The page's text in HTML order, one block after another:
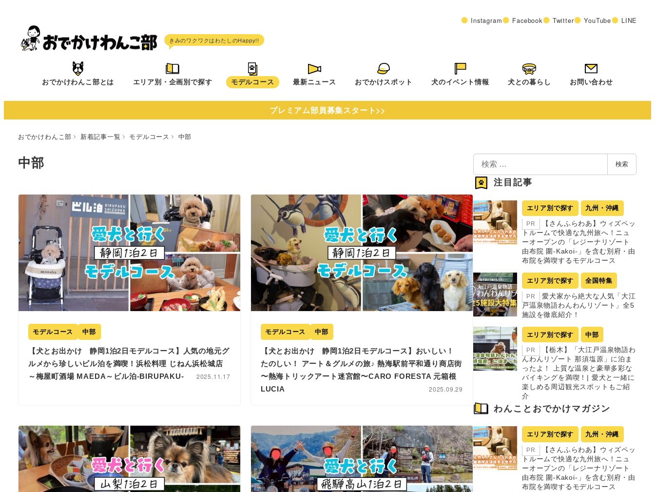
へ
Instagram Facebook Twitter YouTube LINE
おでかけわんこ部とは エリア別・企画別で探す モデルコース 最新ニュース おでかけスポット 犬のイベント情報 犬との暮らし お問い合わせ
プレミアム部員募集スタート>>
おでかけわんこ部 新着記事一覧 モデルコース 中部
中部
モデルコース 中部
【犬とお出かけ 静岡1泊2日モデルコース】人気の地元グ
ルメから珍しいビル泊を満喫！浜松料理 じねん浜松城店
～梅屋町酒場 MAEDA～ビル泊-BIRUPAKU-
2025.11.17
モデルコース 中部
【犬とお出かけ 静岡1泊2日モデルコース】おいしい！
たのしい！ アート＆グルメの旅♪ 熱海駅前平和通り商店街
〜熱海トリックアート迷宮館〜CARO FORESTA 元箱根
LUCIA
2025.09.29
検
索
検索
注目記事
エリア別で探す 九州・沖縄
PR
【さんふらわあ】ウィズペッ
トルームで快適な九州旅へ！ニュ
ーオープンの「レジーナリゾート
由布院 圍-Kakoi-」を含む別府・由
布院を満喫するモデルコース
エリア別で探す 全国特集
PR
愛犬家から絶大な人気「大江
戸温泉物語わんわんリゾート」全5
施設を徹底紹介！
エリア別で探す 中部
PR
【栃木】「大江戸温泉物語わ
んわんリゾート 那須塩原」に泊ま
ったよ！ 上質な温泉と豪華多彩な
バイキングを満喫！| 愛犬と一緒に
楽しめる周辺観光スポットもご紹
介
わんことおでかけマガジン
エリア別で探す 九州・沖縄
PR
【さんふらわあ】ウィズペッ
トルームで快適な九州旅へ！ニュ
ーオープンの「レジーナリゾート
由布院 圍-Kakoi-」を含む別府・由
布院を満喫するモデルコース